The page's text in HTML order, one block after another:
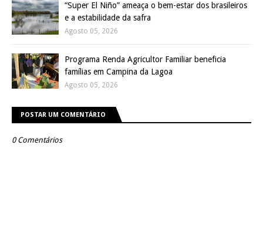
“Super El Niño” ameaça o bem-estar dos brasileiros
e a estabilidade da safra
Agosto 05, 2026
Programa Renda Agricultor Familiar beneficia
famílias em Campina da Lagoa
Agosto 05, 2026
POSTAR UM COMENTÁRIO
0 Comentários